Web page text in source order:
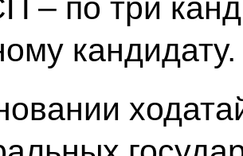
– по три
кандидату.